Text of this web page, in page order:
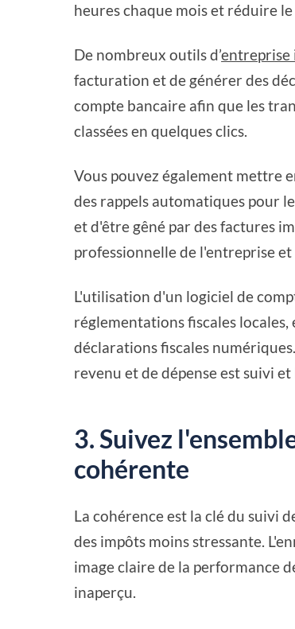
heures chaque mois et réduire
De nombreux outils d’
facturation et de générer des
compte bancaire afin que les
classées en quelques clics.
Vous pouvez également mettre
des rappels automatiques pour
et d'être gêné par des factures
professionnelle de l'entreprise
L'utilisation d'un logiciel de
réglementations fiscales
déclarations fiscales
revenu et de dépense est suivi
3. Suivez
cohérente
La cohérence est la clé du suivi
des impôts moins stressante.
image claire de la performance
inaperçu.